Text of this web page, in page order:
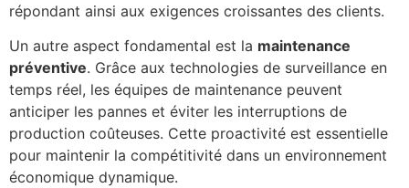
répondant ainsi aux exigences croissantes des clients.
Un autre aspect fondamental est la maintenance
préventive. Grâce aux technologies de surveillance en
temps réel, les équipes de maintenance peuvent
anticiper les pannes et éviter les interruptions de
production coûteuses. Cette proactivité est essentielle
pour maintenir la compétitivité dans un environnement
économique dynamique.